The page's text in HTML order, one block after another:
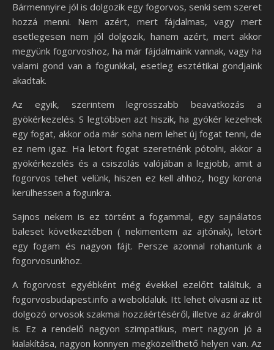
Bármennyire jól is dolgozik egy fogorvos, senki sem szeret
hozzá menni. Nem azért, mert fájdalmas, vagy mert
esetlegesen nem jól dolgozik, hanem azért, mert akkor
megyünk fogorvoshoz, ha már fájdalmaink vannak, vagy ha
valami gond van a fogunkkal, esetleg esztétikai gondjaink
akadtak.
Az egyik, szerintem legrosszabb beavatkozás a
gyökérkezelés. S legtöbben azt hiszik, ha gyökér kezelnek
egy fogat, akkor oda már soha nem lehet új fogat tenni, de
ez nem igaz. Ha letört fogat szeretnénk pótolni, akkor a
gyökérkezelés és a csiszolás valójában a legjobb, amit a
fogorvos tehet velünk, hiszen ez kell ahhoz, hogy korona
kerülhessen a fogunkra.
Sajnos nekem is ez történt a fogammal, egy sajnálatos
baleset következtében ( nekimentem az ajtónak), letört
egy fogam és nagyon fájt. Persze azonnal rohantunk a
fogorvosunkhoz.
A fogorvost egyébként még évekkel ezelőtt találtuk, a
fogorvosbudapest.info a weboldaluk. Itt lehet olvasni az itt
dolgozó orvosok szakmai hozzáértéséről, illetve az árakról
is. Ez a rendelő nagyon szimpatikus, mert nagyon jó a
kialakítása, nagyon könnyen megközelíthető helyen van. Az